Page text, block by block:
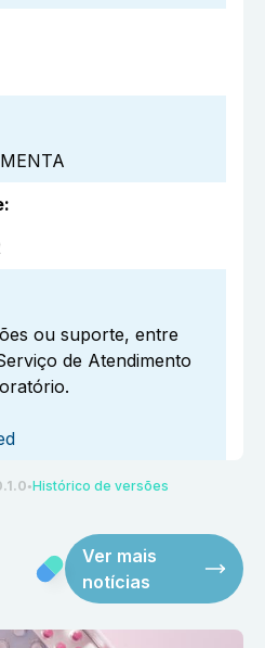
:
ou suporte, entre
de Atendimento
●Histórico de versões
Ver mais
notícias